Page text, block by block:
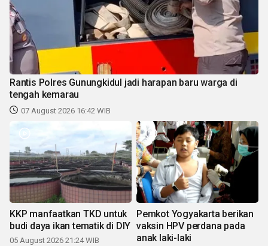
Rantis Polres Gunungkidul jadi harapan baru warga di
tengah kemarau
07 August 2026 16:42 WIB
KKP manfaatkan TKD untuk
budi daya ikan tematik di DIY
05 August 2026 21:24 WIB
Pemkot Yogyakarta berikan
vaksin HPV perdana pada
anak laki-laki